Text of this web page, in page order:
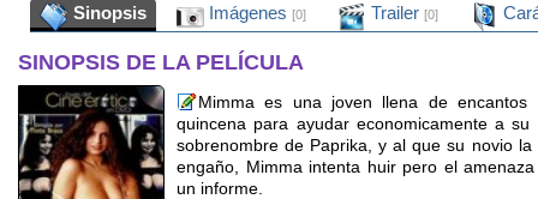
Sinopsis
Imágenes [0] Trailer [0]
SINOPSIS DE LA PELÍCULA
Mimma es una joven llena de
quincena para ayudar economicamente a
sobrenombre de Paprika, y al que su novio
engaño, Mimma intenta huir pero el
un informe.